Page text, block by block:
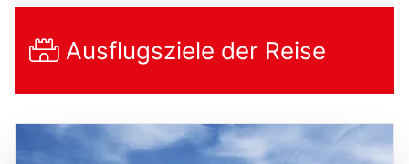
Ausflugsziele der Reise